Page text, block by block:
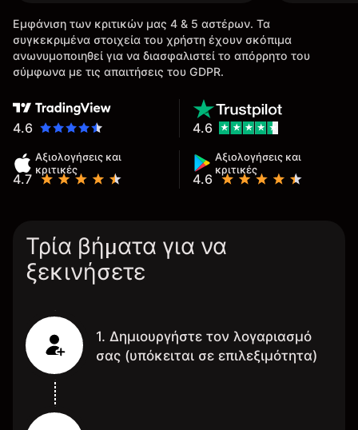
Εμφάνιση των κριτικών μας 4 & 5 αστέρων. Τα
συγκεκριμένα στοιχεία του χρήστη έχουν σκόπιμα
ανωνυμοποιηθεί για να διασφαλιστεί το απόρρητο του
σύμφωνα με τις απαιτήσεις του GDPR.
4.6
Αξιολογήσεις και
κριτικές
4.7
Αξιολογήσεις και
κριτικές
4.6
4.6
Τρία βήματα για να
ξεκινήσετε
1. Δημιουργήστε τον λογαριασμό
σας (υπόκειται σε επιλεξιμότητα)